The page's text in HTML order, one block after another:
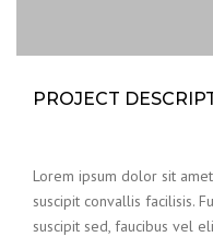
PROJECT
Lorem ipsum dolor sit
suscipit convallis facilisis.
suscipit sed, faucibus vel